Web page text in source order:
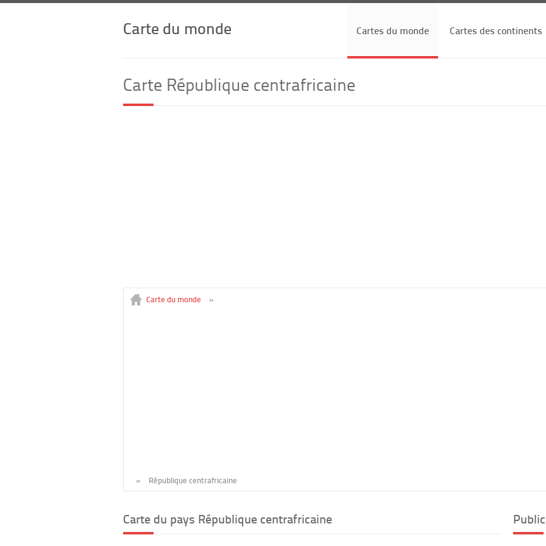
Carte du monde Cartes du monde Cartes des continents
Carte République centrafricaine
Carte du monde »
» République centrafricaine
Carte du pays République centrafricaine